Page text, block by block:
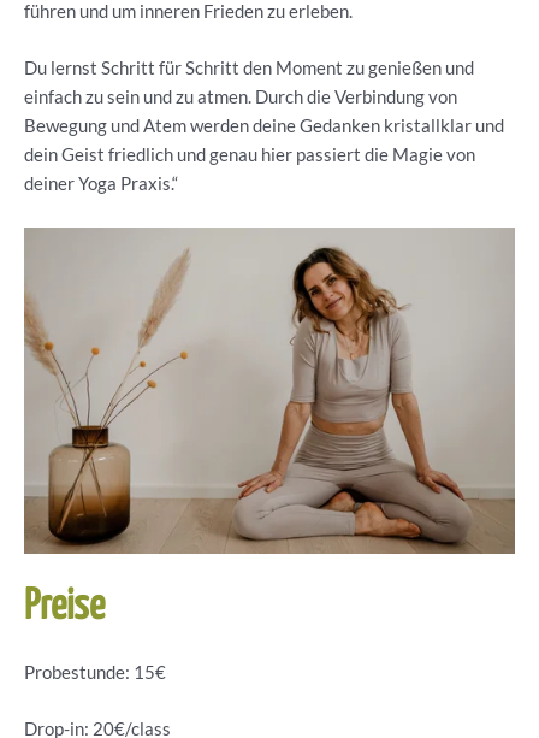
führen und um inneren Frieden zu erleben.
Du lernst Schritt für Schritt den Moment zu genießen und
einfach zu sein und zu atmen. Durch die Verbindung von
Bewegung und Atem werden deine Gedanken kristallklar und
dein Geist friedlich und genau hier passiert die Magie von
deiner Yoga Praxis.“
Preise
Probestunde: 15€
Drop-in: 20€/class